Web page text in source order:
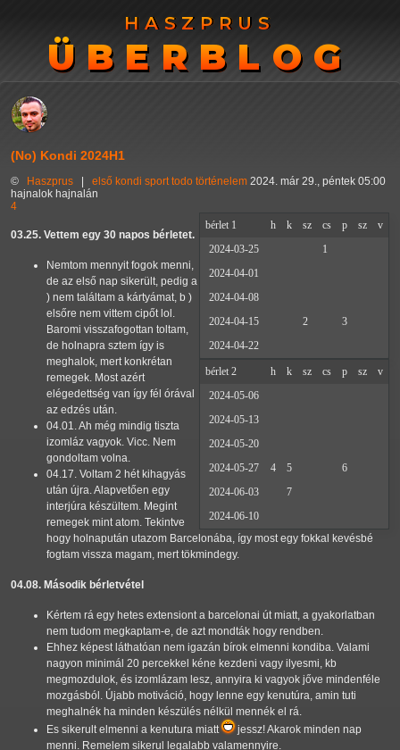
HASZPRUS
ÜBERBLOG
HASZPRUS
ÜBERBLOG
(No) Kondi 2024H1
© Haszprus első kondi sport todo történelem 2024. már 29., péntek 05:00
hajnalok hajnalán
4
bérlet 1
h k sz cs p sz
v
2024-03-25
1
2024-04-01
2024-04-08
2024-04-15
2
3
2024-04-22
bérlet 2 h k sz cs p sz
v
2024-05-06
2024-05-13
2024-05-20
2024-05-27
4 5
6
2024-06-03
7
2024-06-10
03.25. Vettem egy 30 napos bérletet.
Nemtom mennyit fogok menni,
de az első nap sikerült, pedig a
) nem találtam a kártyámat, b )
elsőre nem vittem cipőt lol.
Baromi visszafogottan toltam,
de holnapra sztem így is
meghalok, mert konkrétan
remegek. Most azért
elégedettség van így fél órával
az edzés után.
04.01. Ah még mindig tiszta
izomláz vagyok. Vicc. Nem
gondoltam volna.
04.17. Voltam 2 hét kihagyás
után újra. Alapvetően egy
interjúra készültem. Megint
remegek mint atom. Tekintve
hogy holnapután utazom Barcelonába, így most egy fokkal kevésbé
fogtam vissza magam, mert tökmindegy.
04.08. Második bérletvétel
Kértem rá egy hetes extensiont a barcelonai út miatt, a gyakorlatban
nem tudom megkaptam-e, de azt mondták hogy rendben.
Ehhez képest láthatóan nem igazán bírok elmenni kondiba. Valami
nagyon minimál 20 percekkel kéne kezdeni vagy ilyesmi, kb
megmozdulok, és izomlázam lesz, annyira ki vagyok jőve mindenféle
mozgásból. Újabb motiváció, hogy lenne egy kenutúra, amin tuti
meghalnék ha minden készülés nélkül mennék el rá.
Es sikerult elmenni a kenutura miatt
jessz! Akarok minden nap
menni. Remelem sikerul legalabb valamennyire.